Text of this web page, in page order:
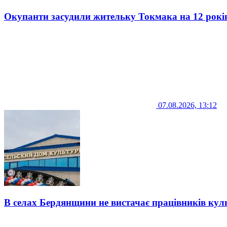
Окупанти засудили жительку Токмака на 12
07.08.2026, 13:12
В селах Бердянщини не вистачає працівників